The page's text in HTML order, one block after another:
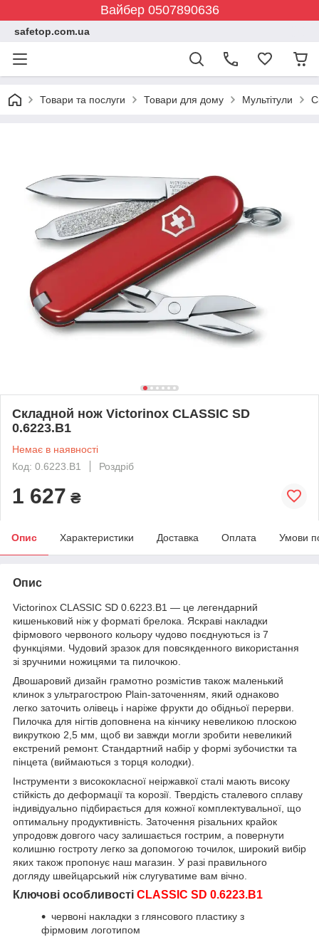
Вайбер 0507890636
safetop.com.ua
Товари та послуги Товари для дому Мультітули
Складной нож Victorinox CLASSIC SD
0.6223.B1
Немає в наявності
Код: 0.6223.B1
Роздріб
1 627 ₴
Опис Характеристики Доставка Оплата Умови
Опис
Victorinox CLASSIC SD 0.6223.B1 — це легендарний
кишеньковий ніж у форматі брелока. Яскраві накладки
фірмового червоного кольору чудово поєднуються із 7
функціями. Чудовий зразок для повсякденного використання
зі зручними ножицями та пилочкою.
Двошаровий дизайн грамотно розмістив також маленький
клинок з ультрагострою Plain-заточенням, який однаково
легко заточить олівець і наріже фрукти до обідньої перерви.
Пилочка для нігтів доповнена на кінчику невеликою плоскою
викруткою 2,5 мм, щоб ви завжди могли зробити невеликий
екстрений ремонт. Стандартний набір у формі зубочистки та
пінцета (виймаються з торця колодки).
Інструменти з висококласної неіржавкої сталі мають високу
стійкість до деформації та корозії. Твердість сталевого сплаву
індивідуально підбирається для кожної комплектувальної, що
оптимальну продуктивність. Заточення різальних крайок
упродовж довгого часу залишається гострим, а повернути
колишню гостроту легко за допомогою точилок, широкий вибір
яких також пропонує наш магазин. У разі правильного
догляду швейцарський ніж слугуватиме вам вічно.
Ключові особливості CLASSIC SD 0.6223.B1
червоні накладки з глянсового пластику з
фірмовим логотипом